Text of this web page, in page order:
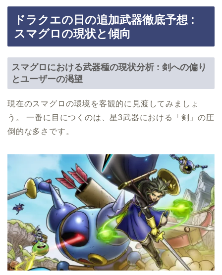
ドラクエの日の追加武器徹底予想 :
スマグロの現状と傾向
スマグロにおける武器種の現状分析 : 剣への偏り
とユーザーの渇望
現在のスマグロの環境を客観的に見渡してみましょ
う。 一番に目につくのは、星3武器における「剣」の圧
倒的な多さです。